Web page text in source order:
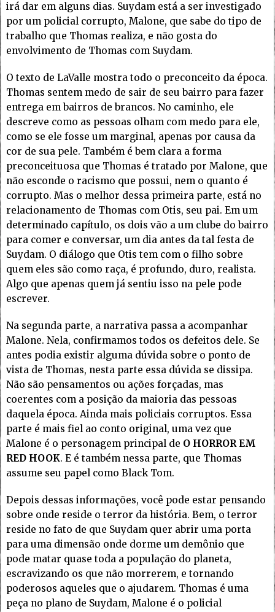
irá dar em alguns dias. Suydam está a ser investigado
por um policial corrupto, Malone, que sabe do tipo de
trabalho que Thomas realiza, e não gosta do
envolvimento de Thomas com Suydam.
O texto de LaValle mostra todo o preconceito da época.
Thomas sentem medo de sair de seu bairro para fazer
entrega em bairros de brancos. No caminho, ele
descreve como as pessoas olham com medo para ele,
como se ele fosse um marginal, apenas por causa da
cor de sua pele. Também é bem clara a forma
preconceituosa que Thomas é tratado por Malone, que
não esconde o racismo que possui, nem o quanto é
corrupto. Mas o melhor dessa primeira parte, está no
relacionamento de Thomas com Otis, seu pai. Em um
determinado capítulo, os dois vão a um clube do bairro
para comer e conversar, um dia antes da tal festa de
Suydam. O diálogo que Otis tem com o filho sobre
quem eles são como raça, é profundo, duro, realista.
Algo que apenas quem já sentiu isso na pele pode
escrever.
Na segunda parte, a narrativa passa a acompanhar
Malone. Nela, confirmamos todos os defeitos dele. Se
antes podia existir alguma dúvida sobre o ponto de
vista de Thomas, nesta parte essa dúvida se dissipa.
Não são pensamentos ou ações forçadas, mas
coerentes com a posição da maioria das pessoas
daquela época. Ainda mais policiais corruptos. Essa
parte é mais fiel ao conto original, uma vez que
Malone é o personagem principal de O HORROR EM
RED HOOK. E é também nessa parte, que Thomas
assume seu papel como Black Tom.
Depois dessas informações, você pode estar pensando
sobre onde reside o terror da história. Bem, o terror
reside no fato de que Suydam quer abrir uma porta
para uma dimensão onde dorme um demônio que
pode matar quase toda a população do planeta,
escravizando os que não morrerem, e tornando
poderosos aqueles que o ajudarem. Thomas é uma
peça no plano de Suydam, Malone é o policial